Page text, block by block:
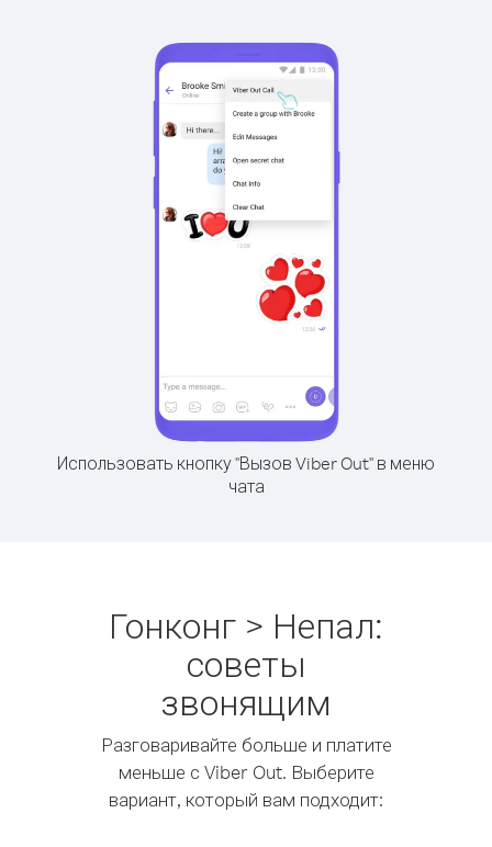
Использовать кнопку "Вызов Viber Out" в меню
чата
Гонконг > Непал:
советы
звонящим
Разговаривайте больше и платите
меньше с Viber Out. Выберите
вариант, который вам подходит: